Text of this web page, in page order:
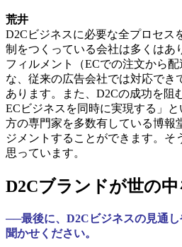
荒井
D2Cビジネスに必要な全プロセス
制をつくっている会社は多くはあ
フィルメント（ECでの注文から
な、従来の広告会社では対応でき
あります。また、D2Cの成功を阻
ECビジネスを同時に実現する」
方の専門家を多数有している博報
ジメントすることができます。そ
思っています。
D2Cブランドが世の
──最後に、D2Cビジネスの見通
聞かせください。